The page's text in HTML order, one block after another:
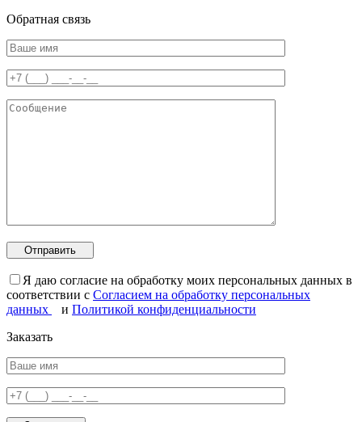
Обратная связь
Я даю согласие на обработку моих персональных данных в
соответствии с Согласием на обработку персональных
данных
и Политикой конфиденциальности
Заказать